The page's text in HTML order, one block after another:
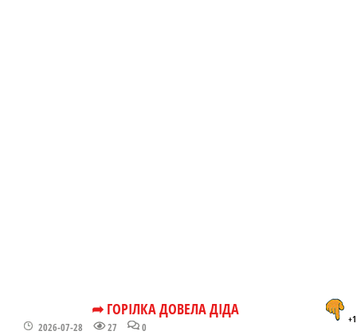
➦ ГОРІЛКА ДОВЕЛА ДІДА
2026-07-28 27 0
+1